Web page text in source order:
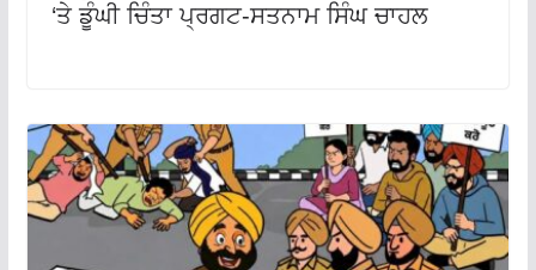
‘ਤੇ ਡੂੰਘੀ ਚਿੰਤਾ ਪ੍ਰਗਟ-ਸਤਨਾਮ ਸਿੰਘ ਚਾਹਲ